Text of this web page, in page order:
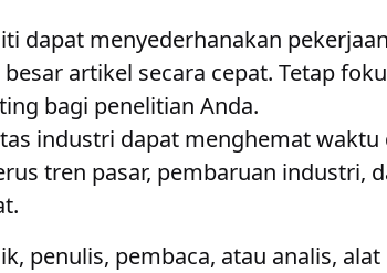
dapat menyederhanakan
artikel secara cepat. Tetap
bagi penelitian Anda.
industri dapat menghemat waktu
tren pasar, pembaruan industri,
penulis, pembaca, atau analis,